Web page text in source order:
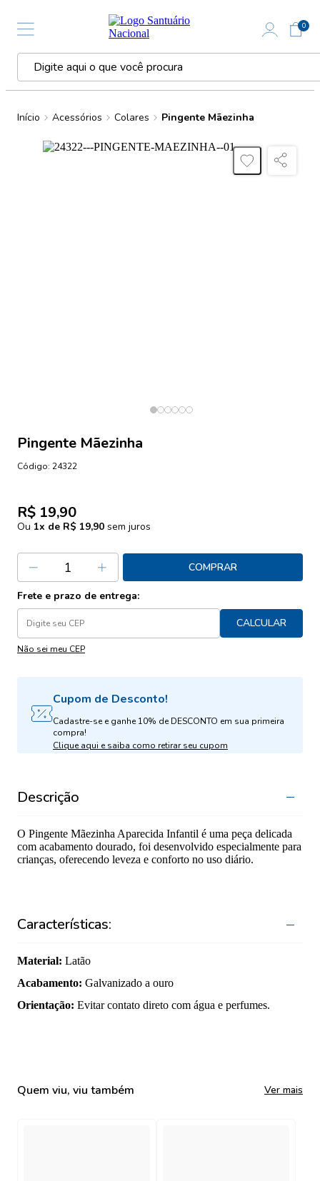
0
Início Acessórios Colares Pingente Mãezinha
Pingente Mãezinha
Código: 24322
R$ 19,90
Ou 1x de R$ 19,90 sem juros
COMPRAR
Frete e prazo de entrega:
CALCULAR
Não sei meu CEP
Cupom de Desconto!
Cadastre-se e ganhe 10% de DESCONTO em sua primeira
compra!
Clique aqui e saiba como retirar seu cupom
Descrição
O Pingente Mãezinha Aparecida Infantil é uma peça delicada
com acabamento dourado, foi desenvolvido especialmente para
crianças, oferecendo leveza e conforto no uso diário.
Características:
Material: Latão
Acabamento: Galvanizado a ouro
Orientação: Evitar contato direto com água e perfumes.
Quem viu, viu também Ver mais